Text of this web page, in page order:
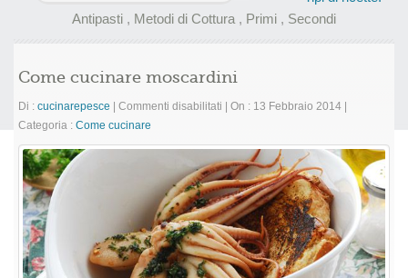
Antipasti , Metodi di Cottura , Primi , Secondi
Come cucinare moscardini
Di : cucinarepesce Commenti disabilitati su
cucinare
moscardini
On : 13 Febbraio 2014
Categoria : Come cucinare